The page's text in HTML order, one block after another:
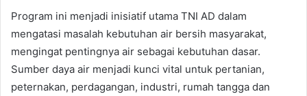
Program ini menjadi inisiatif utama TNI AD dalam
mengatasi masalah kebutuhan air bersih masyarakat,
mengingat pentingnya air sebagai kebutuhan dasar.
Sumber daya air menjadi kunci vital untuk pertanian,
peternakan, perdagangan, industri, rumah tangga dan